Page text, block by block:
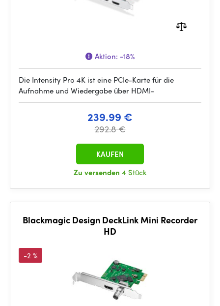
Aktion: -18%
Die Intensity Pro 4K ist eine PCIe-Karte für die
Aufnahme und Wiedergabe über HDMI-
239.99 €
292.8 €
Zu versenden 4 Stück
KAUFEN
Blackmagic Design DeckLink Mini Recorder
HD
-2 %